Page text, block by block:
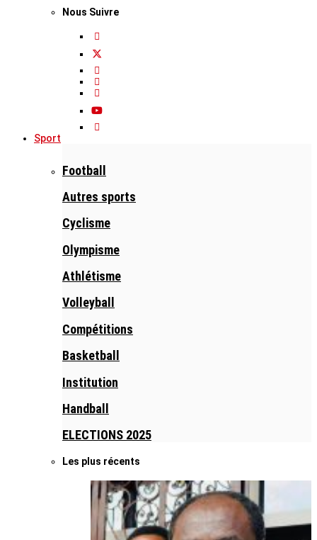
Nous Suivre
Sport
Football
Autres sports
Cyclisme
Olympisme
Athlétisme
Volleyball
Compétitions
Basketball
Institution
Handball
ELECTIONS 2025
Les plus récents